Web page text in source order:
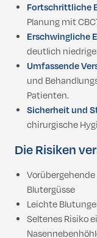
Fortschrittliche
Planung mit
Erschwingliche
deutlich
Umfassende
und
Patienten.
Sicherheit und
chirurgische
Die Risiken
Blutergüsse
Leichte
Seltenes Risiko